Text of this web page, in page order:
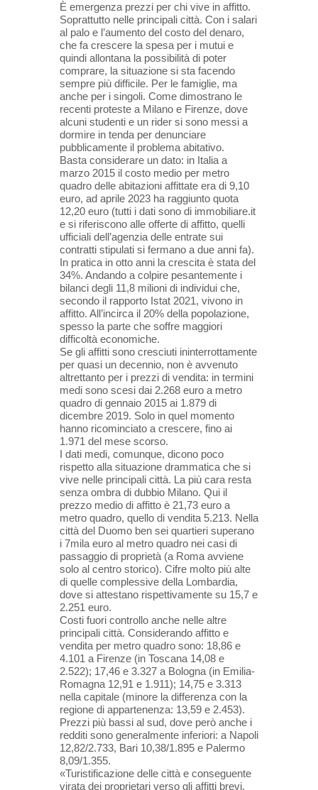
È emergenza prezzi per chi vive in affitto.
Soprattutto nelle principali città. Con i salari
al palo e l’aumento del costo del denaro,
che fa crescere la spesa per i mutui e
quindi allontana la possibilità di poter
comprare, la situazione si sta facendo
sempre più difficile. Per le famiglie, ma
anche per i singoli. Come dimostrano le
recenti proteste a Milano e Firenze, dove
alcuni studenti e un rider si sono messi a
dormire in tenda per denunciare
pubblicamente il problema abitativo.
Basta considerare un dato: in Italia a
marzo 2015 il costo medio per metro
quadro delle abitazioni affittate era di 9,10
euro, ad aprile 2023 ha raggiunto quota
12,20 euro (tutti i dati sono di immobiliare.it
e si riferiscono alle offerte di affitto, quelli
ufficiali dell’agenzia delle entrate sui
contratti stipulati si fermano a due anni fa).
In pratica in otto anni la crescita è stata del
34%. Andando a colpire pesantemente i
bilanci degli 11,8 milioni di individui che,
secondo il rapporto Istat 2021, vivono in
affitto. All’incirca il 20% della popolazione,
spesso la parte che soffre maggiori
difficoltà economiche.
Se gli affitti sono cresciuti ininterrottamente
per quasi un decennio, non è avvenuto
altrettanto per i prezzi di vendita: in termini
medi sono scesi dai 2.268 euro a metro
quadro di gennaio 2015 ai 1.879 di
dicembre 2019. Solo in quel momento
hanno ricominciato a crescere, fino ai
1.971 del mese scorso.
I dati medi, comunque, dicono poco
rispetto alla situazione drammatica che si
vive nelle principali città. La più cara resta
senza ombra di dubbio Milano. Qui il
prezzo medio di affitto è 21,73 euro a
metro quadro, quello di vendita 5.213. Nella
città del Duomo ben sei quartieri superano
i 7mila euro al metro quadro nei casi di
passaggio di proprietà (a Roma avviene
solo al centro storico). Cifre molto più alte
di quelle complessive della Lombardia,
dove si attestano rispettivamente su 15,7 e
2.251 euro.
Costi fuori controllo anche nelle altre
principali città. Considerando affitto e
vendita per metro quadro sono: 18,86 e
4.101 a Firenze (in Toscana 14,08 e
2.522); 17,46 e 3.327 a Bologna (in Emilia-
Romagna 12,91 e 1.911); 14,75 e 3.313
nella capitale (minore la differenza con la
regione di appartenenza: 13,59 e 2.453).
Prezzi più bassi al sud, dove però anche i
redditi sono generalmente inferiori: a Napoli
12,82/2.733, Bari 10,38/1.895 e Palermo
8,09/1.355.
«Turistificazione delle città e conseguente
virata dei proprietari verso gli affitti brevi,